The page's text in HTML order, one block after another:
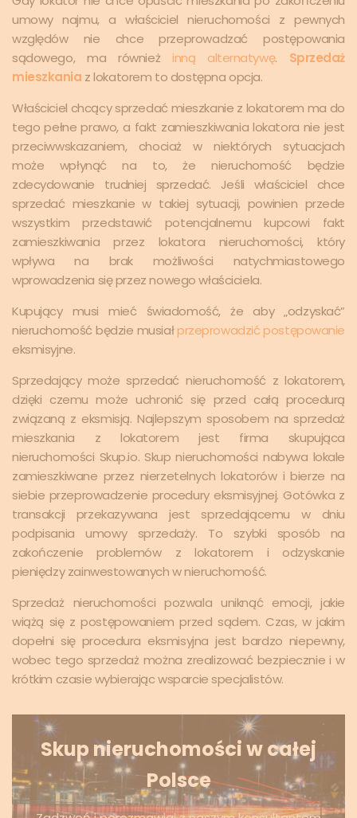
umowy najmu, a właściciel nieruchomości z pewnych
względów nie chce przeprowadzać postępowania
sądowego, ma równieżinną alternatywę. Sprzedaż
mieszkania z lokatorem to dostępna opcja.
Właściciel chcący sprzedać mieszkanie z lokatorem ma do
tego pełne prawo, a fakt zamieszkiwania lokatora nie jest
przeciwwskazaniem, chociaż w niektórych sytuacjach
może wpłynąć na to, że nieruchomość będzie
zdecydowanie trudniej sprzedać. Jeśli właściciel chce
sprzedać mieszkanie w takiej sytuacji, powinien przede
wszystkim przedstawić potencjalnemu kupcowi fakt
zamieszkiwania przez lokatora nieruchomości, który
wpływa na brak możliwości natychmiastowego
wprowadzenia się przez nowego właściciela.
Kupujący musi mieć świadomość, że aby „odzyskać”
nieruchomość będzie musiałprzeprowadzić postępowanie
eksmisyjne.
Sprzedający może sprzedać nieruchomość z lokatorem,
dzięki czemu może uchronić się przed całą procedurą
związaną z eksmisją. Najlepszym sposobem na sprzedaż
mieszkania z lokatorem jest firma skupująca
nieruchomości Skup.io. Skup nieruchomości nabywa lokale
zamieszkiwane przez nierzetelnych lokatorów i bierze na
siebie przeprowadzenie procedury eksmisyjnej. Gotówka z
transakcji przekazywana jest sprzedającemu w dniu
podpisania umowy sprzedaży. To szybki sposób na
zakończenie problemów z lokatorem i odzyskanie
pieniędzy zainwestowanych w nieruchomość.
Sprzedaż nieruchomości pozwala uniknąć emocji, jakie
wiążą się z postępowaniem przed sądem. Czas, w jakim
dopełni się procedura eksmisyjna jest bardzo niepewny,
wobec tego sprzedaż można zrealizować bezpiecznie i w
krótkim czasie wybierając wsparcie specjalistów.
Skup nieruchomości w całej
Polsce